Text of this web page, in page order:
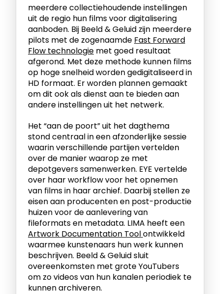
meerdere collectiehoudende instellingen
uit de regio hun films voor digitalisering
aanboden. Bij Beeld & Geluid zijn meerdere
pilots met de zogenaamde Fast Forward
Flow technologie met goed resultaat
afgerond. Met deze methode kunnen films
op hoge snelheid worden gedigitaliseerd in
HD formaat. Er worden plannen gemaakt
om dit ook als dienst aan te bieden aan
andere instellingen uit het netwerk.
Het “aan de poort” uit het dagthema
stond centraal in een afzonderlijke sessie
waarin verschillende partijen vertelden
over de manier waarop ze met
depotgevers samenwerken. EYE vertelde
over haar workflow voor het opnemen
van films in haar archief. Daarbij stellen ze
eisen aan producenten en post-productie
huizen voor de aanlevering van
fileformats en metadata. LIMA heeft een
Artwork Documentation Toolontwikkeld
waarmee kunstenaars hun werk kunnen
beschrijven. Beeld & Geluid sluit
overeenkomsten met grote YouTubers
om zo videos van hun kanalen periodiek te
kunnen archiveren.